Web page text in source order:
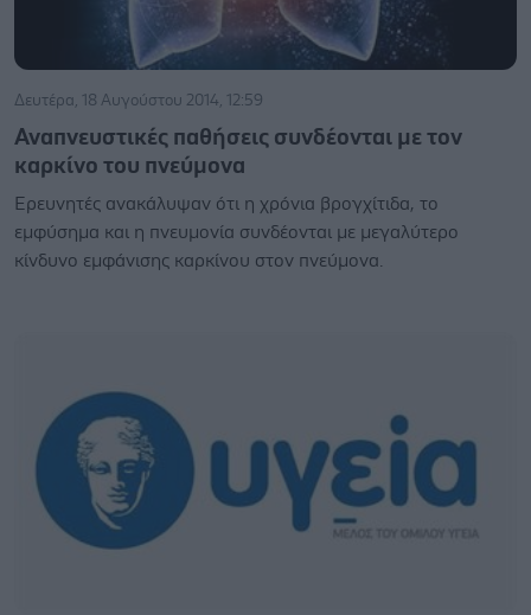
Δευτέρα, 18 Αυγούστου 2014, 12:59
Αναπνευστικές παθήσεις συνδέονται με τον
καρκίνο του πνεύμονα
Ερευνητές ανακάλυψαν ότι η χρόνια βρογχίτιδα, το
εμφύσημα και η πνευμονία συνδέονται με μεγαλύτερο
κίνδυνο εμφάνισης καρκίνου στον πνεύμονα.